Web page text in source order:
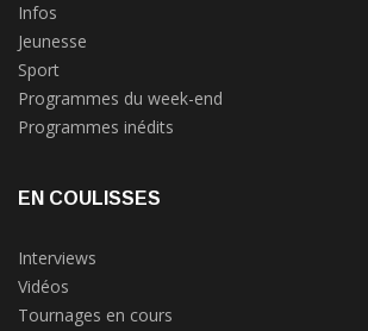
Infos
Jeunesse
Sport
Programmes du week-end
Programmes inédits
EN COULISSES
Interviews
Vidéos
Tournages en cours